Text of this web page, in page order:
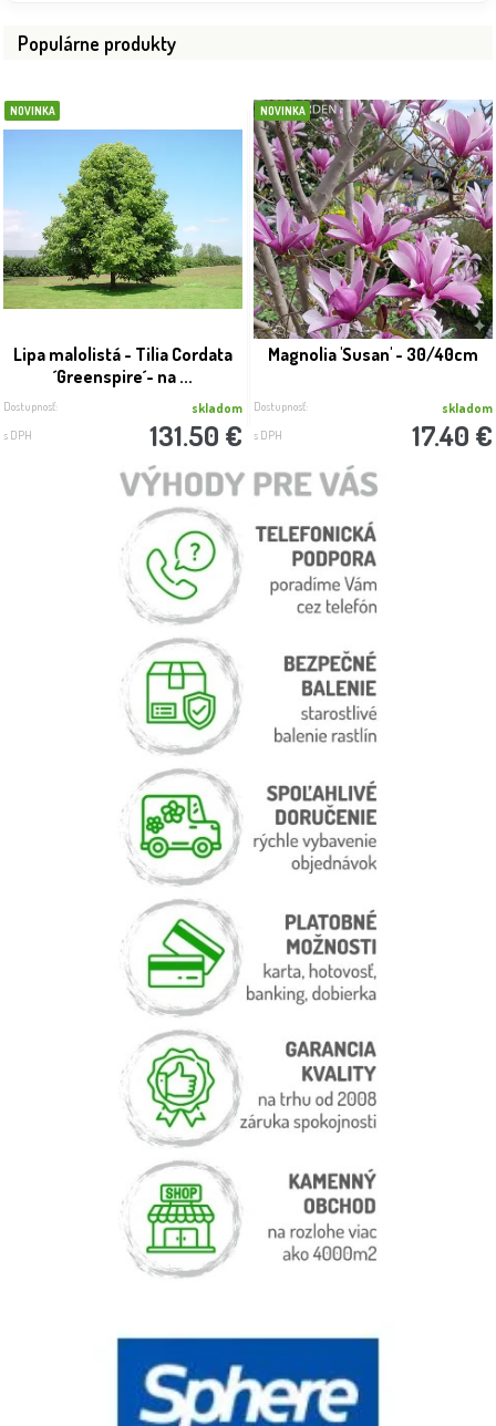
Populárne produkty
NOVINKA
Lipa malolistá - Tilia Cordata
´Greenspire´- na ...
Dostupnosť: skladom
s DPH 131.50 €
NOVINKA
Magnolia 'Susan' - 30/40cm
Dostupnosť: skladom
s DPH 17.40 €